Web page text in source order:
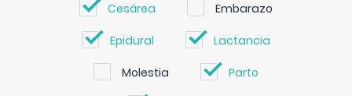
Cesárea Embarazo
Epidural Lactancia
Molestia Parto